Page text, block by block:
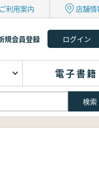
ご利用案内 店舗
規会員登録
電子書籍